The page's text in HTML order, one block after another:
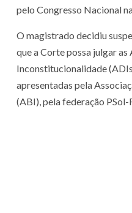
pelo Congresso Nacional
O magistrado decidiu
que a Corte possa julgar as
Inconstitucionalidade
apresentadas pela
(ABI), pela federação